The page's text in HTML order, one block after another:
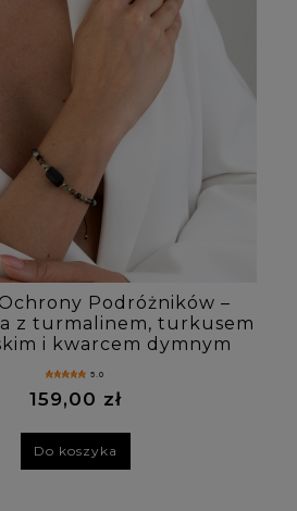
Podróżników –
z turmalinem, turkusem
i kwarcem dymnym
5.0
159,00 zł
Do koszyka